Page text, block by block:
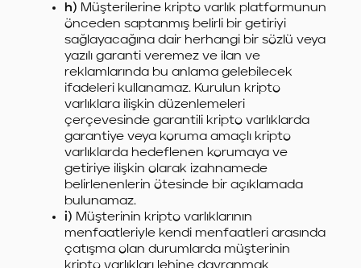
h) Müşterilerine kripto varlık platformunun
önceden saptanmış belirli bir getiriyi
sağlayacağına dair herhangi bir sözlü veya
yazılı garanti veremez ve ilan ve
reklamlarında bu anlama gelebilecek
ifadeleri kullanamaz. Kurulun kripto
varlıklara ilişkin düzenlemeleri
çerçevesinde garantili kripto varlıklarda
garantiye veya koruma amaçlı kripto
varlıklarda hedeflenen korumaya ve
getiriye ilişkin olarak izahnamede
belirlenenlerin ötesinde bir açıklamada
bulunamaz.
i) Müşterinin kripto varlıklarının
menfaatleriyle kendi menfaatleri arasında
çatışma olan durumlarda müşterinin